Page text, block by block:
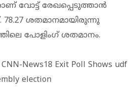
വോട്ട് രേഖപ്പെടുത്താന്‍
ശതമാനമായിരുന്നു
പോളിംഗ് ശതമാനം.
News18 Exit Poll Shows udf
election